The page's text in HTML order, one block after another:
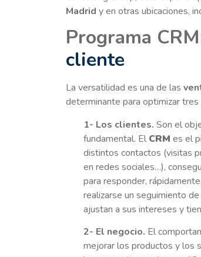
Madrid y en otras ubicaciones,
Programa CRM
cliente
La versatilidad es una de las
determinante para optimizar
1- Los clientes. Son el
fundamental. El CRM es el
distintos contactos (visitas
en redes sociales…),
para responder,
realizarse un seguimiento
ajustan a sus intereses y
2- El negocio. El
mejorar los productos y los